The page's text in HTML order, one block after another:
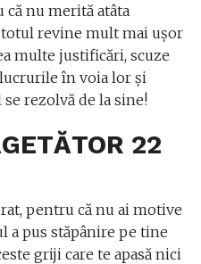
nu merită atâta
totul revine mult mai uşor
multe justificări, scuze
lucrurile în voia lor şi
rezolvă de la sine!
22
pentru că nu ai motive
a pus stăpânire pe tine
griji care te apasă nici